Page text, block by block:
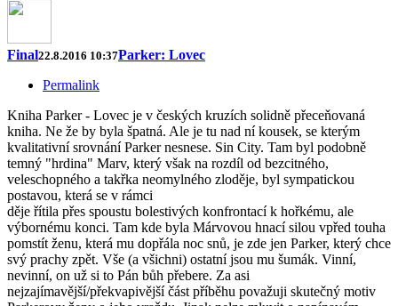
Final22.8.2016 10:37Parker: Lovec
Permalink
Kniha Parker - Lovec je v českých kruzích solidně přeceňovaná
kniha. Ne že by byla špatná. Ale je tu nad ní kousek, se kterým
kvalitativní srovnání Parker nesnese. Sin City. Tam byl podobně
temný "hrdina" Marv, který však na rozdíl od bezcitného,
veleschopného a takřka neomylného zloděje, byl sympatickou
postavou, která se v rámci
děje řítila přes spoustu bolestivých konfrontací k hořkému, ale
výbornému konci. Tam kde byla Márvovou hnací silou vpřed touha
pomstít ženu, která mu dopřála noc snů, je zde jen Parker, který chce
svý prachy zpět. Vše (a všichni) ostatní jsou mu šumák. Vinní,
nevinní, on už si to Pán bůh přebere. Za asi
nejzajímavější/překvapivější část příběhu považuji skutečný motiv